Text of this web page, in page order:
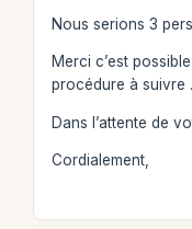
Nous serions 3
Merci c’est
procédure à suivre .
Dans l’attente de
Cordialement,